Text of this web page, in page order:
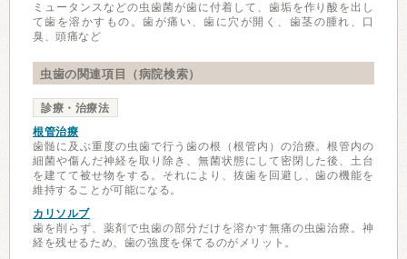
ミュータンスなどの虫歯菌が歯に付着して、歯垢を作り酸を出し
て歯を溶かすもの。歯が痛い、歯に穴が開く、歯茎の腫れ、口
臭、頭痛など
虫歯の関連項目（病院検索）
診療・治療法
根管治療
歯髄に及ぶ重度の虫歯で行う歯の根（根管内）の治療。根管内の
細菌や傷んだ神経を取り除き、無菌状態にして密閉した後、土台
を建てて被せ物をする。それにより、抜歯を回避し、歯の機能を
維持することが可能になる。
カリソルブ
歯を削らず、薬剤で虫歯の部分だけを溶かす無痛の虫歯治療。神
経を残せるため、歯の強度を保てるのがメリット。